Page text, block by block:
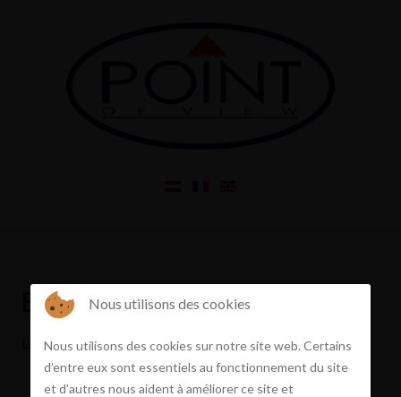
Erreur
Le bien que vous demandez n’existe pas ou est vendu
Nous utilisons des cookies
Nous utilisons des cookies sur notre site web. Certains
d’entre eux sont essentiels au fonctionnement du site
et d’autres nous aident à améliorer ce site et